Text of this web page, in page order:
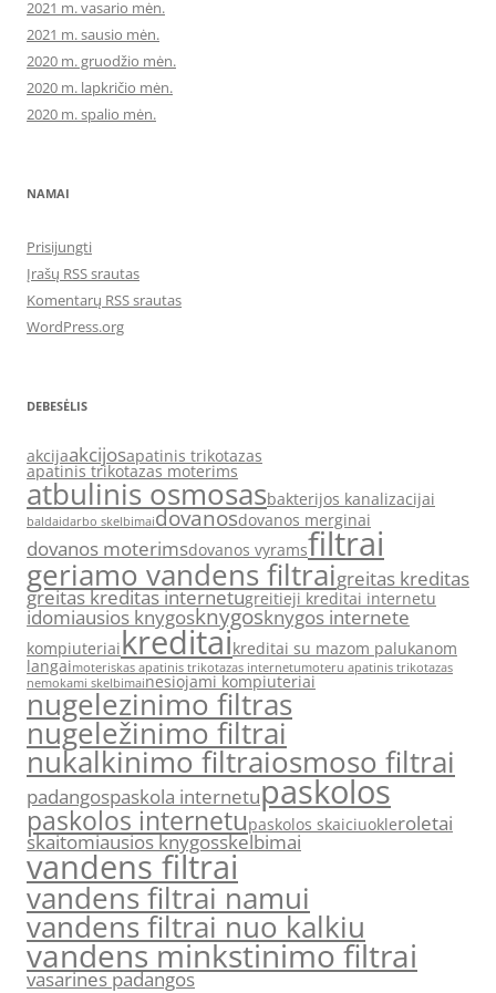
2021 m. vasario mėn.
2021 m. sausio mėn.
2020 m. gruodžio mėn.
2020 m. lapkričio mėn.
2020 m. spalio mėn.
NAMAI
Prisijungti
Įrašų RSS srautas
Komentarų RSS srautas
WordPress.org
DEBESĖLIS
akcijaakcijosapatinis trikotazas
apatinis trikotazas moterims
atbulinis osmosasbakterijos kanalizacijai
baldaidarbo skelbimaidovanosdovanos merginai
dovanos moterimsdovanos vyramsfiltrai
geriamo vandens filtraigreitas kreditas
greitas kreditas internetugreitieji kreditai internetu
idomiausios knygosknygosknygos internete
kompiuteriaikreditaikreditai su mazom palukanom
langaimoteriskas apatinis trikotazas internetumoteru apatinis trikotazas
nemokami skelbimainesiojami kompiuteriai
nugelezinimo filtras
nugeležinimo filtrai
nukalkinimo filtraiosmoso filtrai
padangospaskola internetupaskolos
paskolos internetupaskolos skaiciuokleroletai
skaitomiausios knygosskelbimai
vandens filtrai
vandens filtrai namui
vandens filtrai nuo kalkiu
vandens minkstinimo filtrai
vasarines padangos